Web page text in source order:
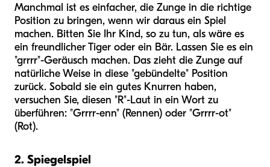
Manchmal ist es einfacher, die Zunge in die richtige
Position zu bringen, wenn wir daraus ein Spiel
machen. Bitten Sie Ihr Kind, so zu tun, als wäre es
ein freundlicher Tiger oder ein Bär. Lassen Sie es ein
"grrrr"-Geräusch machen. Das zieht die Zunge auf
natürliche Weise in diese "gebündelte" Position
zurück. Sobald sie ein gutes Knurren haben,
versuchen Sie, diesen "R"-Laut in ein Wort zu
überführen: "Grrrr-enn" (Rennen) oder "Grrrr-ot"
(Rot).
2. Spiegelspiel